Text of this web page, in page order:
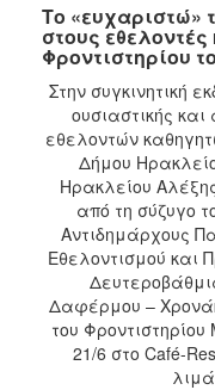
ΠΟΛΙΤΙΣΜΟΣ
ΑΝΘΕΚΤΙΚΗ
ΠΟΛΗ
Το «ευχαριστώ»
στους
Φροντιστηρίου
Στην συγκινητική
ουσιαστικής
εθελοντών
Δήμου
Ηρακλείου
από τη σύζυγο
Αντιδημάρχους
Εθελοντισμού και
Δαφέρμου –
του
21/6 στο Café-